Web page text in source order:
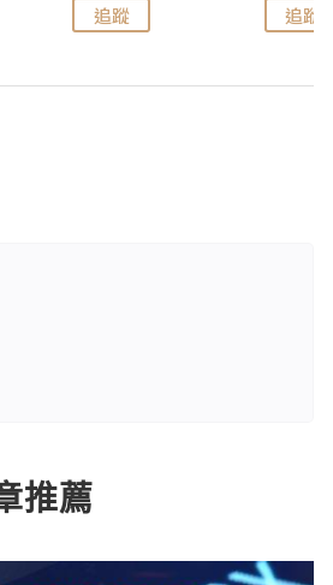
追蹤 追蹤
推薦